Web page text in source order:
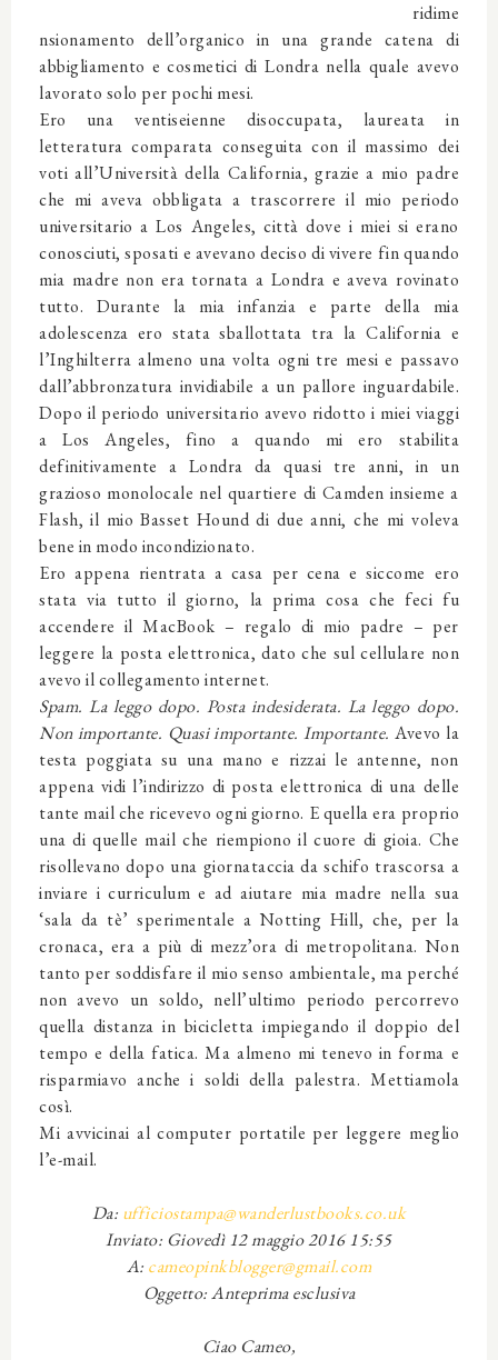
ridime
nsionamento dell’organico in una grande catena di
abbigliamento e cosmetici di Londra nella quale avevo
lavorato solo per pochi mesi.
Ero una ventiseienne disoccupata, laureata in
letteratura comparata conseguita con il massimo dei
voti all’Università della California, grazie a mio padre
che mi aveva obbligata a trascorrere il mio periodo
universitario a Los Angeles, città dove i miei si erano
conosciuti, sposati e avevano deciso di vivere fin quando
mia madre non era tornata a Londra e aveva rovinato
tutto. Durante la mia infanzia e parte della mia
adolescenza ero stata sballottata tra la California e
l’Inghilterra almeno una volta ogni tre mesi e passavo
dall’abbronzatura invidiabile a un pallore inguardabile.
Dopo il periodo universitario avevo ridotto i miei viaggi
a Los Angeles, fino a quando mi ero stabilita
definitivamente a Londra da quasi tre anni, in un
grazioso monolocale nel quartiere di Camden insieme a
Flash, il mio Basset Hound di due anni, che mi voleva
bene in modo incondizionato.
Ero appena rientrata a casa per cena e siccome ero
stata via tutto il giorno, la prima cosa che feci fu
accendere il MacBook – regalo di mio padre – per
leggere la posta elettronica, dato che sul cellulare non
avevo il collegamento internet.
Spam. La leggo dopo. Posta indesiderata. La leggo dopo.
Non importante. Quasi importante. Importante. Avevo la
testa poggiata su una mano e rizzai le antenne, non
appena vidi l’indirizzo di posta elettronica di una delle
tante mail che ricevevo ogni giorno. E quella era proprio
una di quelle mail che riempiono il cuore di gioia. Che
risollevano dopo una giornataccia da schifo trascorsa a
inviare i curriculum e ad aiutare mia madre nella sua
‘sala da tè’ sperimentale a Notting Hill, che, per la
cronaca, era a più di mezz’ora di metropolitana. Non
tanto per soddisfare il mio senso ambientale, ma perché
non avevo un soldo, nell’ultimo periodo percorrevo
quella distanza in bicicletta impiegando il doppio del
tempo e della fatica. Ma almeno mi tenevo in forma e
risparmiavo anche i soldi della palestra. Mettiamola
così.
Mi avvicinai al computer portatile per leggere meglio
l’e-mail.
Da: ufficiostampa@wanderlustbooks.co.uk
Inviato: Giovedì 12 maggio 2016 15:55
A: cameopinkblogger@gmail.com
Oggetto: Anteprima esclusiva
Ciao Cameo,